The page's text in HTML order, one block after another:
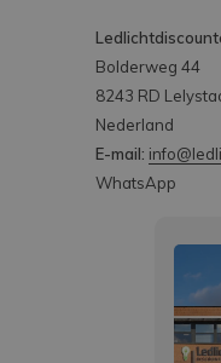
Bolderweg 44
8243 RD
Nederland
E-mail:
WhatsApp